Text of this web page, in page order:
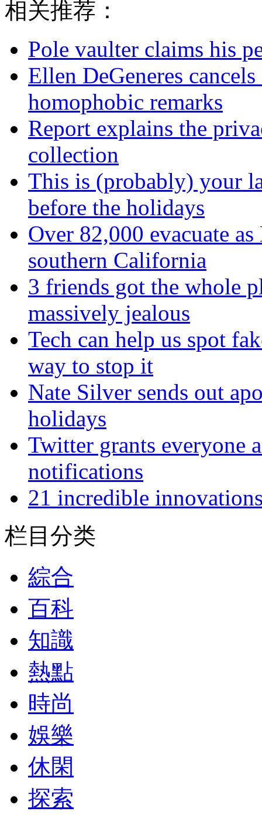
相关推荐：
Pole vaulter claims his
Ellen DeGeneres
homophobic remarks
Report explains the
collection
This is (probably) your
before the holidays
Over 82,000 evacuate
southern California
3 friends got the whole
massively jealous
Tech can help us spot
way to stop it
Nate Silver sends out
holidays
Twitter grants everyone
notifications
21 incredible
栏目分类
綜合
百科
知識
熱點
時尚
娛樂
休閑
探索